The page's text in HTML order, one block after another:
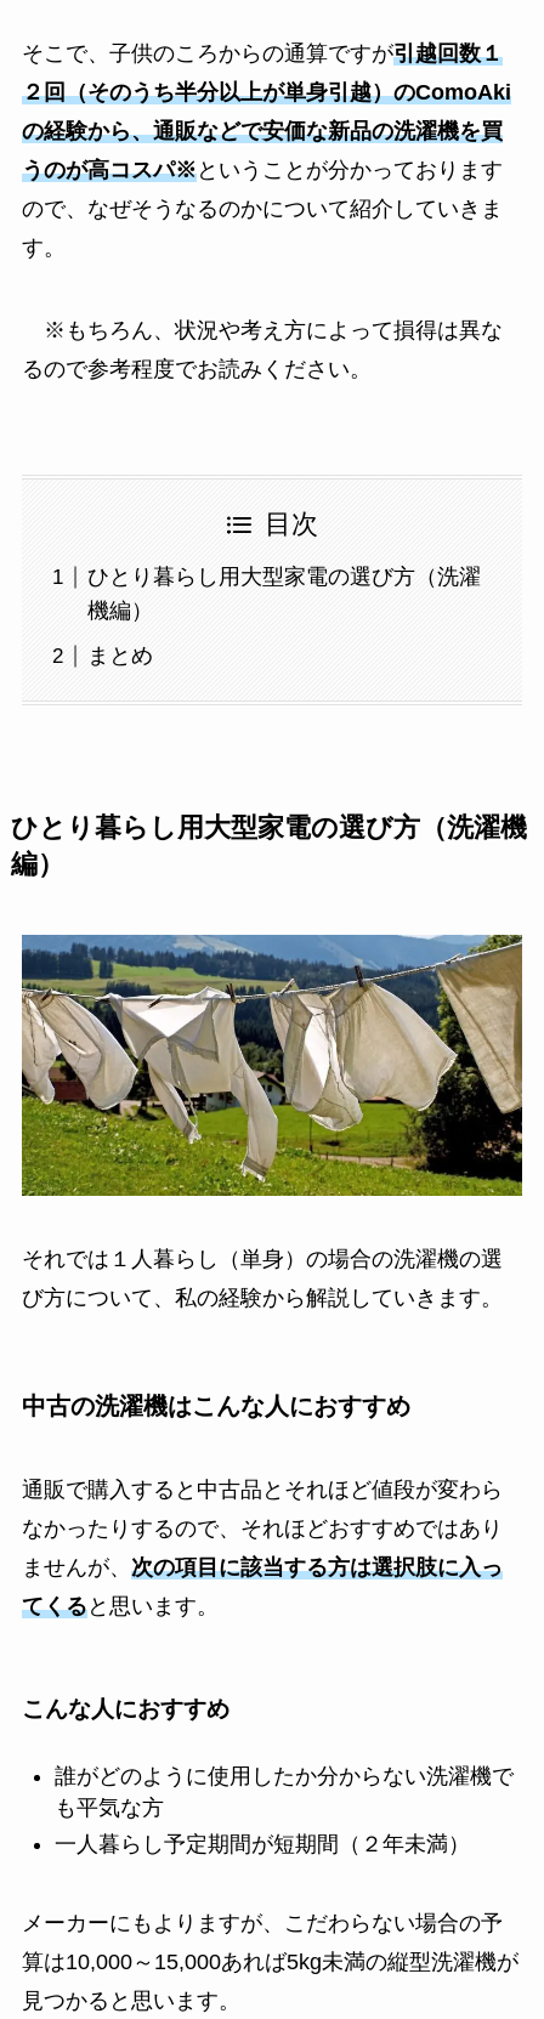
そこで、子供のころからの通算ですが引越回数１
２回（そのうち半分以上が単身引越）のComoAki
の経験から、通販などで安価な新品の洗濯機を買
うのが高コスパ※ということが分かっております
ので、なぜそうなるのかについて紹介していきま
す。
※もちろん、状況や考え方によって損得は異な
るので参考程度でお読みください。
目次
ひとり暮らし用大型家電の選び方（洗濯
機編）
まとめ
ひとり暮らし用大型家電の選び方（洗濯機
編）
それでは１人暮らし（単身）の場合の洗濯機の選
び方について、私の経験から解説していきます。
中古の洗濯機はこんな人におすすめ
通販で購入すると中古品とそれほど値段が変わら
なかったりするので、それほどおすすめではあり
ませんが、 次の項目に該当する方は選択肢に入っ
てくると思います。
こんな人におすすめ
誰がどのように使用したか分からない洗濯機で
も平気な方
一人暮らし予定期間が短期間（２年未満）
メーカーにもよりますが、こだわらない場合の予
算は10,000～15,000あれば5kg未満の縦型洗濯機が
見つかると思います。